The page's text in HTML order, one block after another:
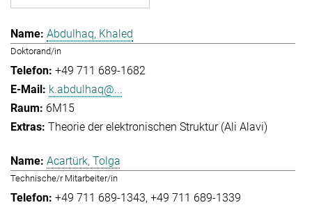
Abdulhaq, Khaled
Doktorand/in
+49 711 689-1682
k.abdulhaq@...
6M15
Theorie der elektronischen Struktur (Ali Alavi)
Acartürk, Tolga
Technische/r Mitarbeiter/in
+49 711 689-1343 +49 711 689-1339